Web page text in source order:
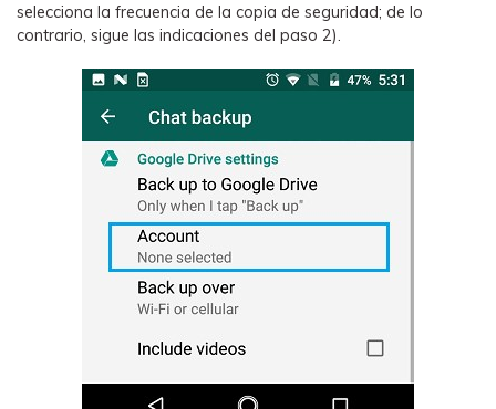
selecciona la frecuencia de la copia de seguridad; de lo
contrario, sigue las indicaciones del paso 2).